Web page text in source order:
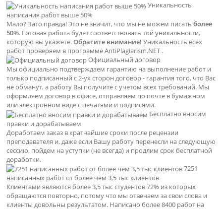
Уникальность
написания работ выше 50%
Мало? Зато правда! Это не значит, что мы не можем писать более
50%. Готовая работа будет соответствовать той уникальности,
которую вы укажете.Обратите внимание! Уникальность всех
работ проверяем в программе AntiPlagiarism.NET .
Официальный договор
Мы официально подтверждаем гарантию на выполнение работ и
только подписанный с 2-ух сторон договор - гарантия того, что Вас
не обманут, а работу Вы получите с учетом всех требований. Мы
оформляем договор в офисе, отправляем по почте в бумажном
или электронном виде с печатями и подписями.
Бесплатно вносим
правки и дорабатываем
Доработаем заказ в кратчайшие сроки после рецензии
преподавателя и, даже если Вашу работу перенесли на следующую
сессию, пойдем на уступки (не всегда) и продлим срок бесплатной
доработки.
7251
написанных работ от более чем 3,5 тыс клиентов
Клиентами являются более 3,5 тыс студентов 72% из которых
обращаются повторно, потому что мы отвечаем за свои слова и
клиенты довольны результатом. Написано более 8400 работ на